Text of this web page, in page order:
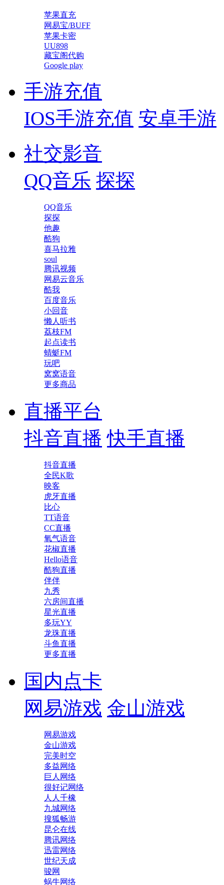
苹果直充
网易宝/BUFF
苹果卡密
UU898
藏宝阁代购
Google play
手游充值
IOS手游充值 安卓手游
社交影音
QQ音乐 探探
QQ音乐
探探
他趣
酷狗
喜马拉雅
soul
腾讯视频
网易云音乐
酷我
百度音乐
小回音
懒人听书
荔枝FM
起点读书
蜻蜓FM
玩吧
窝窝语音
更多商品
直播平台
抖音直播 快手直播
抖音直播
全民K歌
映客
虎牙直播
比心
TT语音
CC直播
氧气语音
花椒直播
Hello语音
酷狗直播
伴伴
九秀
六房间直播
星光直播
多玩YY
龙珠直播
斗鱼直播
更多直播
国内点卡
网易游戏 金山游戏
网易游戏
金山游戏
完美时空
多益网络
巨人网络
很好记网络
人人千橡
九城网络
搜狐畅游
昆仑在线
腾讯网络
迅雷网络
世纪天成
骏网
蜗牛网络